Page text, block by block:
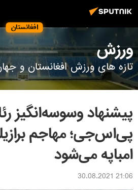
افغانستان
ورزش
تازه های ورزش افغانستان و
پیشنهاد وسوسه‌انگیز
پی‌اس‌جی؛ مهاجم
امباپه می‌شود
21:06 30.08.2021